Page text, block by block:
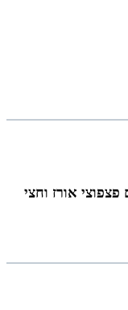
אורז וחצי